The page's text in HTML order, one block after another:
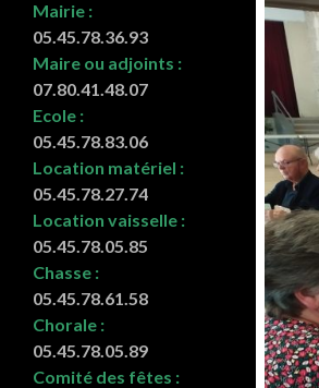
Mairie :
05.45.78.36.93
Maire ou adjoints :
07.80.41.48.07
Ecole :
05.45.78.83.06
Location matériel :
05.45.78.27.74
Location vaisselle :
05.45.78.05.85
Chasse :
05.45.78.61.58
Chorale :
05.45.78.05.89
Comité des fêtes :